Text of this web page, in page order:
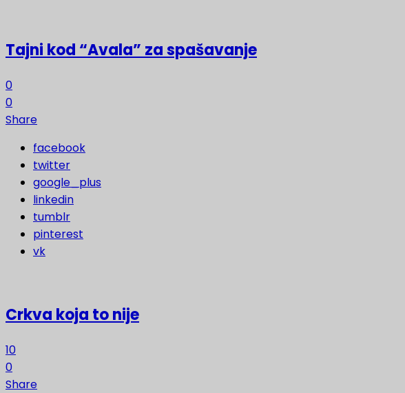
Tajni kod “Avala” za spašavanje
0
0
Share
facebook
twitter
google_plus
linkedin
tumblr
pinterest
vk
Crkva koja to nije
10
0
Share